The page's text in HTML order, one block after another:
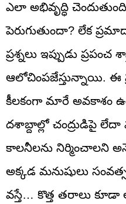
ఎలా అభివృద్ధి
పెరుగుతుందా? లేక
ప్రశ్నలు ఇప్పుడు ప్రపంచ
ఆలోచింపజేస్తున్నాయి. ఈ
కీలకంగా మారే అవకాశం
దశాబ్దాల్లో చంద్రుడిపై
కాలనీలను నిర్మించాలని
అక్కడ మనుషులు
వస్తే… కొత్త తరాలు కూడా